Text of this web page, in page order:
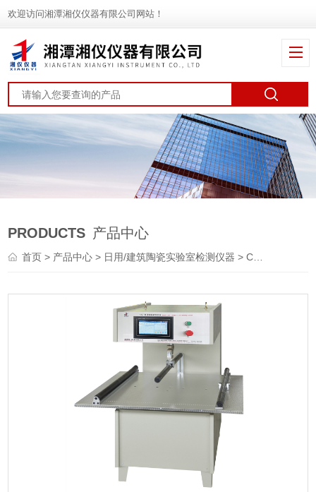
欢迎访问湘潭湘仪仪器有限公司网站！
PRODUCTS 产品中心
首页> 产品中心 > 日用/建筑陶瓷实验室检测仪器 > CKZ-10000 智能陶瓷砖断裂模数测定仪（抗折仪）